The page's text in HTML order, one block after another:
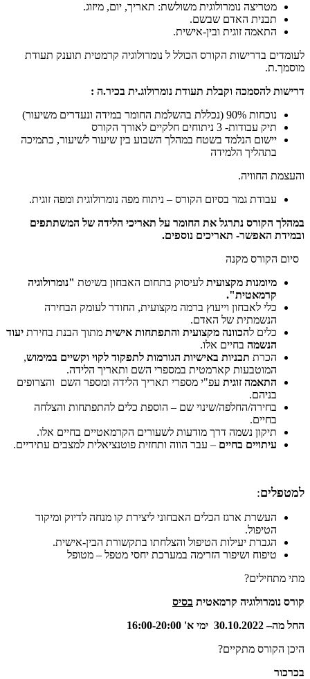
מטריצה נומרולוגית משולשת: תאריך, יום, מיזוג.
תבנית האדם שבשם.
התאמה זוגית ובין-אישית.
לעומדים בדרישות הקורס הכולל ל נומרולוגיה קרמטית תוענק תעודת
מוסמך.ת.
דרישות להסמכה וקבלת תעודת נומרולוג.ית בכיר.ה :
נוכחות 90% (נכללת בהשלמת החומר במידה ונעדרים משיעור)
תיק עבודות- 3 ניתוחים חלקיים לאורך הקורס
יישום הנלמד בשטח במהלך השבוע בין שיעור לשיעור, כתמיכה
בתהליך הלמידה
והעצמת החוויה.
עבודת גמר בסיום הקורס – ניתוח מפה נומרולוגית ומפה זוגית.
במהלך הקורס נתרגל את החומר על תאריכי הלידה של המשתתפים
ובמידת האפשר- תאריכים נוספים.
סיום הקורס מקנה
מיומנות מקצועית לעיסוק בתחום האבחון בשיטת "נומרולוגיה
קרמאטית".
כלי לאבחון וייעוץ ברמה מקצועית, החודר לעומק הבחירה
הנשמתית של האדם.
כלים להכוונה מקצועית והתפתחות אישית מתוך הבנת בחירת יעוד
הנשמה בחיים אלו.
הכרת תבניות באישיות הגורמות לתפקוד לקוי וקשיים במימוש,
המוטבעות קארמטית במספרי השם ותאריך הלידה.
התאמה זוגית עפ"י מספרי תאריך הלידה ומספר השם והצרופים
בניהם.
בחירה/החלפה/שינוי שם – הוספת כלים להתפתחות והצלחה
בחיים.
תיקון נשמה דרך מודעות לשעורים הקרמאטיים בחיים אלו.
עיתויים בחיים – עבר הווה ותחזית פוטנציאלית למצבים עתידיים.
למטפלים:
העשרת ארגז הכלים האבחוני ליצירת קו מנחה לדיוק ומיקוד
הטיפול.
הגברת יעילות הטיפול והצלחתו בתקשורת הבין-אישית.
טיפוח ושיפור הזרימה במערכת יחסי מטפל – מטופל
מתי מתחילים?
קורס נומרולוגיה קרמאטית בסיס
החל מה–
30.10.2022 ימי א' 16:00-20:00
היכן הקורס מתקיים?
בכרכור